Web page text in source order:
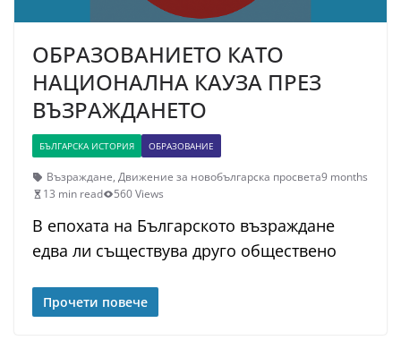
ОБРАЗОВАНИЕТО КАТО
НАЦИОНАЛНА КАУЗА ПРЕЗ
ВЪЗРАЖДАНЕТО
БЪЛГАРСКА ИСТОРИЯ ОБРАЗОВАНИЕ
Възраждане, Движение за новобългарска просвета9 months
13 min read
560 Views
В епохата на Българското възраждане
едва ли съществува друго обществено
Прочети повече